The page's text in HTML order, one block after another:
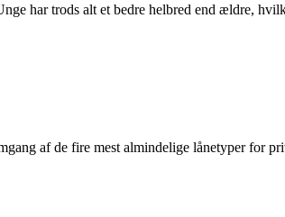
har trods alt et bedre helbred end ældre,
af de fire mest almindelige lånetyper for